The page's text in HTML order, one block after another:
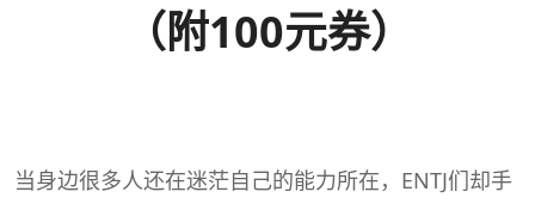
（附100元券）
当身边很多人还在迷茫自己的能力所在，ENTJ们却手